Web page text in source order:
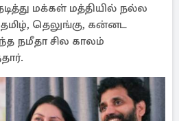
மக்கள் மத்தியில் நல்ல
தெலுங்கு, கன்னட
நமீதா சில காலம்